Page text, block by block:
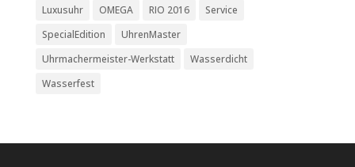
Luxusuhr
OMEGA RIO 2016
Service
SpecialEdition
UhrenMaster
Uhrmachermeister-Werkstatt
Wasserdicht
Wasserfest